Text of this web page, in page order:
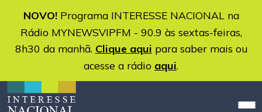
NOVO!Programa INTERESSE NACIONAL na
Rádio MYNEWSVIPFM - 90.9 às sextas-feiras,
8h30 da manhã. Clique aqui para saber mais ou
acesse a rádio aqui.